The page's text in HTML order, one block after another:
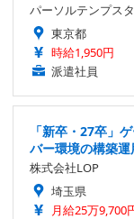
パーソルテンプス
東京都
時給1,950円
派遣社員
「新卒・27卒」
バー環境の構築
株式会社LOP
埼玉県
月給25万9,700